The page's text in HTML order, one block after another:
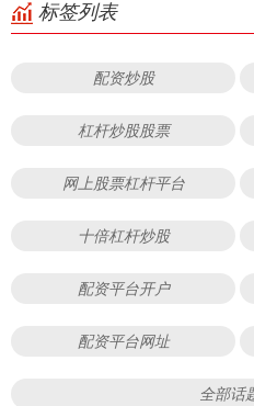
标签列表
配资炒股
杠杆炒股股票
网上股票杠杆平台
十倍杠杆炒股
配资平台开户
配资平台网址
全部话